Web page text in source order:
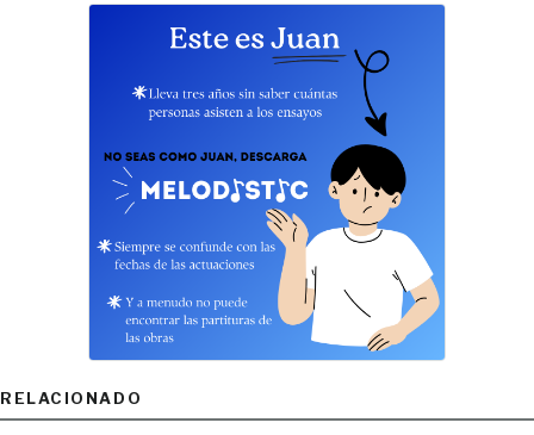
RELACIONADO